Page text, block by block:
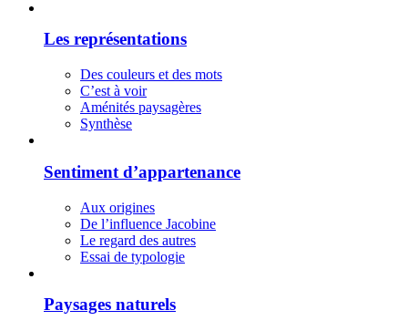
Les représentations
Des couleurs et des mots
C’est à voir
Aménités paysagères
Synthèse
Sentiment d’appartenance
Aux origines
De l’influence Jacobine
Le regard des autres
Essai de typologie
Paysages naturels